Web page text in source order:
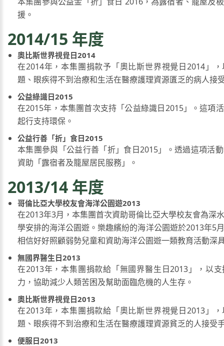
援。
2014/15 年度
奧比斯世界視覺日2014
在2014年，本集團捐款予「奧比斯世界視覺日2014」
題、眼疾得不到治療和生活在醫療護理資源匱乏的病人接
公益綠識日2015
在2015年，本集團首次支持「公益綠識日2015」。這項
起行支持環保。
公益行善「折」食日2015
本集團參與「公益行善「折」食日2015」。透過這項活
資助「露宿者及籠屋居民服務」。
2013/14 年度
哥倫比亞大學校友會海洋公園遊2013
在2013年3月，本集團首次資助哥倫比亞大學校友會為深
學安排的海洋公園遊。樂趣繽紛的海洋公園遊於2013年5
相信好好照顧弱勢兒童和資助海洋公園遊一類教育活動深
無國界醫生日2013
在2013年，本集團捐款給「無國界醫生日2013」，以
力，協助減少人類苦困及幫助面臨危機的人生存。
奧比斯世界視覺日2013
在2013年，本集團捐款給「奧比斯世界視覺日2013」
題、眼疾得不到治療和生活在醫療護理資源貧乏的人接受
便服日2013